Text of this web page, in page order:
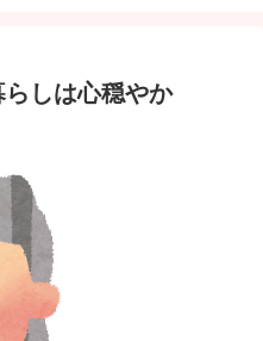
しは心穏やか